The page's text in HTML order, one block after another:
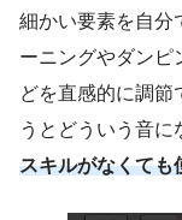
細かい要素を自分
ーニングやダンピ
どを直感的に調節
うとどういう音に
スキルがなくても